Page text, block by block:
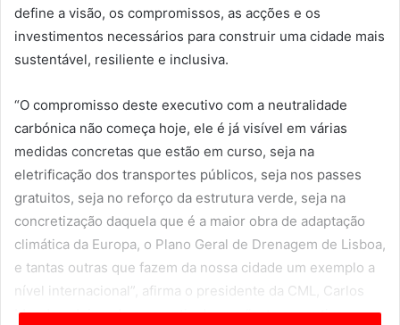
define a visão, os compromissos, as acções e os
investimentos necessários para construir uma cidade mais
sustentável, resiliente e inclusiva.
“O compromisso deste executivo com a neutralidade
carbónica não começa hoje, ele é já visível em várias
medidas concretas que estão em curso, seja na
eletrificação dos transportes públicos, seja nos passes
gratuitos, seja no reforço da estrutura verde, seja na
concretização daquela que é a maior obra de adaptação
climática da Europa, o Plano Geral de Drenagem de Lisboa,
e tantas outras que fazem da nossa cidade um exemplo a
nível internacional”, afirma o presidente da CML, Carlos
Moedas, deixando a garantia de que “este executivo